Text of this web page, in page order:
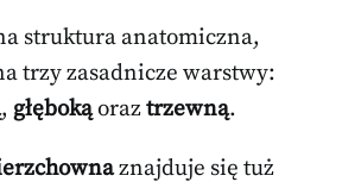
struktura anatomiczna,
trzy zasadnicze warstwy:
, głębokąoraztrzewną.
znajduje się tuż